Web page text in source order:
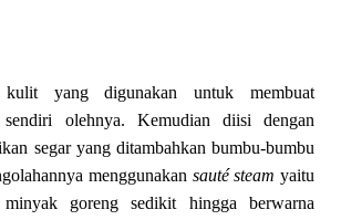
kulit yang digunakan untuk membuat
olehnya. Kemudian diisi dengan
segar yang ditambahkan bumbu-bumbu
menggunakan sauté steamyaitu
minyak goreng sedikit hingga berwarna